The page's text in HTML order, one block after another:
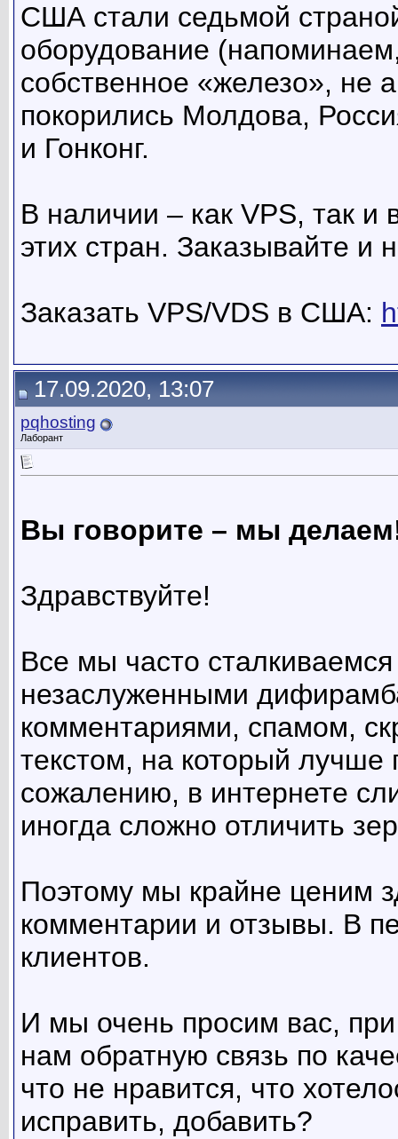
США стали седьмой
оборудование
собственное «железо», не
покорились Молдова,
и Гонконг.
В наличии – как VPS, так
этих стран. Заказывайте и
Заказать VPS/VDS в США:
17.09.2020, 13:07
pqhosting
Лаборант
Вы говорите – мы
Здравствуйте!
Все мы часто
незаслуженными
комментариями, спамом,
текстом, на который
сожалению, в интернете
иногда сложно отличить
Поэтому мы крайне ценим
комментарии и отзывы. В
клиентов.
И мы очень просим вас,
нам обратную связь по
что не нравится, что
исправить, добавить?